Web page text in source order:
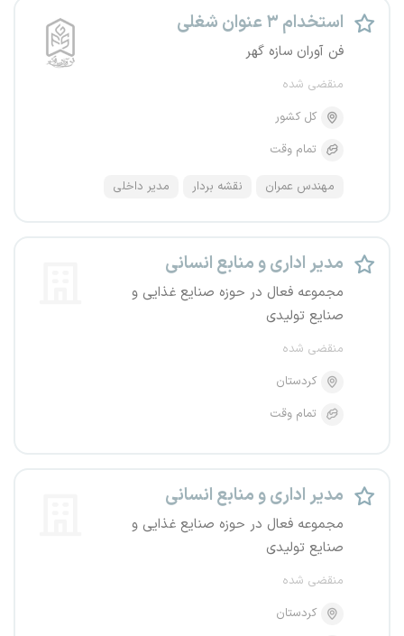
استخدام ۳ عنوان شغلی
فن آوران سازه گهر
منقضی شده
کل کشور
تمام وقت
مهندس عمران نقشه بردار مدیر داخلی
مدیر اداری و منابع انسانی
مجموعه فعال در حوزه صنایع غذایی و
صنایع تولیدی
منقضی شده
کردستان
تمام وقت
مدیر اداری و منابع انسانی
مجموعه فعال در حوزه صنایع غذایی و
صنایع تولیدی
منقضی شده
کردستان